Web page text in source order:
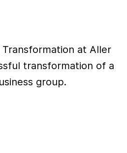
at Aller
transformation of a
group.